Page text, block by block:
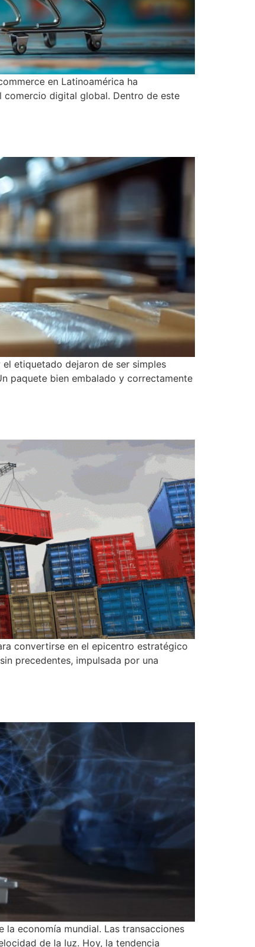
en Latinoamérica ha
comercio digital global. Dentro de este
etiquetado dejaron de ser simples
paquete bien embalado y correctamente
convertirse en el epicentro estratégico
precedentes, impulsada por una
economía mundial. Las transacciones
de la luz. Hoy, la tendencia